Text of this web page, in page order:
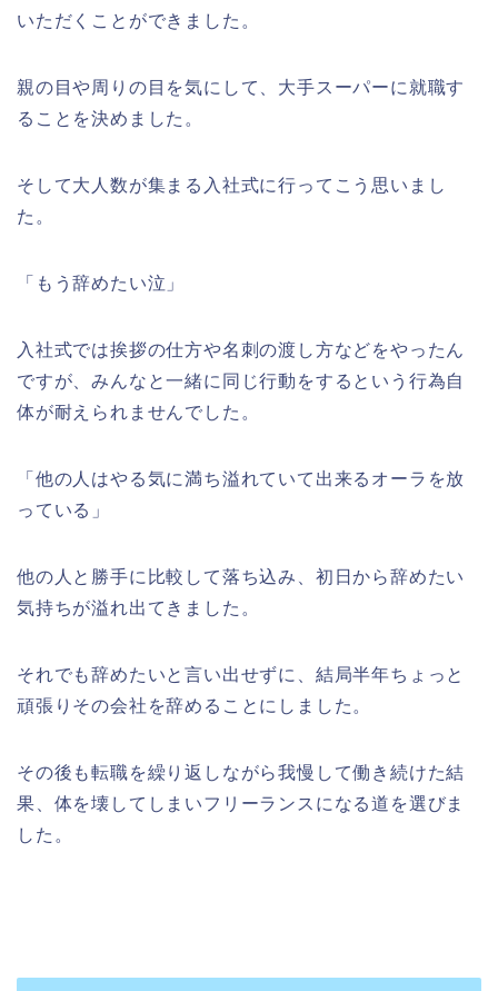
いただくことができました。
親の目や周りの目を気にして、大手スーパーに就職す
ることを決めました。
そして大人数が集まる入社式に行ってこう思いまし
た。
「もう辞めたい泣」
入社式では挨拶の仕方や名刺の渡し方などをやったん
ですが、みんなと一緒に同じ行動をするという行為自
体が耐えられませんでした。
「他の人はやる気に満ち溢れていて出来るオーラを放
っている」
他の人と勝手に比較して落ち込み、初日から辞めたい
気持ちが溢れ出てきました。
それでも辞めたいと言い出せずに、結局半年ちょっと
頑張りその会社を辞めることにしました。
その後も転職を繰り返しながら我慢して働き続けた結
果、体を壊してしまいフリーランスになる道を選びま
した。